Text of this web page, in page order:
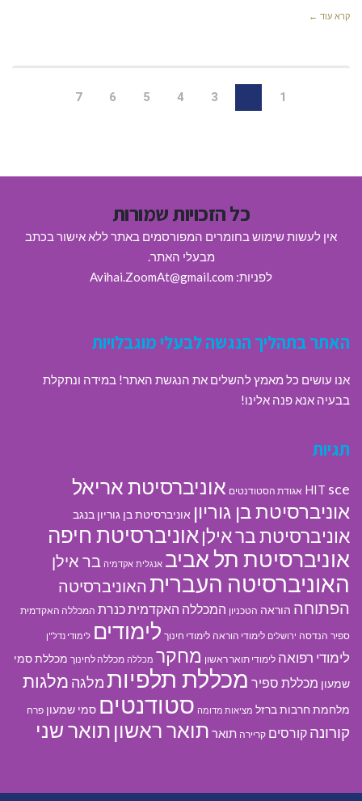
קרא עוד ←
1
3
4
5
6
7
כל הזכויות שמורות
אין לעשות שימוש בחומרים המפורסמים באתר ללא אישור בכתב
מבעלי האתר.
לפניות: Avihai.ZoomAt@gmail.com
האתר בתהליך הנגשה לבעלי מוגבלויות
אנו עושים כל מאמץ להשלים את הנגשת האתר! במידה ונתקלת
בבעיה אנא פנה אלינו!
תגיות
HIT sce אגודת הסטודנטים אוניברסיטת אריאל
אוניברסיטת בן גוריון אוניברסיטת בן גוריון בנגב
אוניברסיטת בר אילן אוניברסיטת חיפה
אוניברסיטת תל אביב אנגלית אקדמיה בר אילן
האוניברסיטה העברית האוניברסיטה
הפתוחה הוראה הטכניון המכללה האקדמית כנרת המכללה האקדמית
ספיר הנדסה ירושלים לימודי הוראה לימודי חינוך לימודים לימודי נדל"ן
לימודי רפואה לימודי תואר ראשון מחקר מכללה מכללה לחינוך מכללת סמי
שמעון מכללת ספיר מכללת תלפיותמלגה מלגות
מלחמת חרבות ברזל מציאות מדומה סטודנטים סמי שמעון פרח
קורונה קורסים קריירה תואר תואר ראשון תואר שני